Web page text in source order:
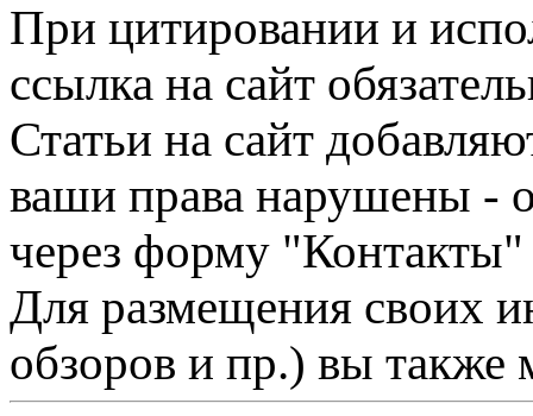
При цитировании и
ссылка на сайт
Статьи на сайт
ваши права нарушены -
через форму "Контакты"
Для размещения своих
обзоров и пр.) вы также